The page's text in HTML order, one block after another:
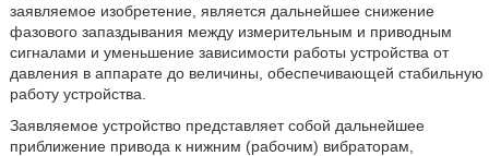
заявляемое изобретение, является дальнейшее снижение
фазового запаздывания между измерительным и приводным
сигналами и уменьшение зависимости работы устройства от
давления в аппарате до величины, обеспечивающей стабильную
работу устройства.
Заявляемое устройство представляет собой дальнейшее
приближение привода к нижним (рабочим) вибраторам,